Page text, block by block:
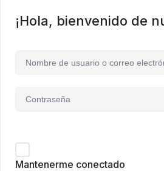
¡Hola, bienvenido de
Mantenerme conectado